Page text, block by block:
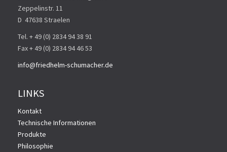
Zeppelinstr. 11
D ­ 47638 Straelen
Tel. + 49 (0) 2834 94 38 91
Fax + 49 (0) 2834 94 46 53
info@friedhelm-schumacher.de
LINKS
Kontakt
Technische Informationen
Produkte
Philosophie